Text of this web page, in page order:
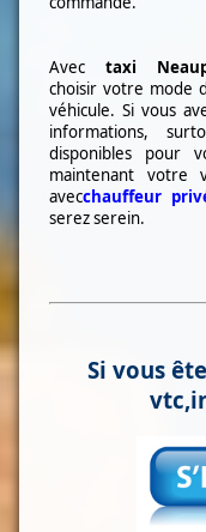
Avec taxi
choisir votre mode
véhicule. Si vous
informations,
disponibles pour
maintenant votre
avecchauffeur
serez serein.
Si vous